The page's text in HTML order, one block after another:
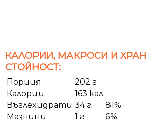
КАЛОРИИ, МАКРОСИ И
СТОЙНОСТ:
Порция
202 г
Калории
163 кал
Въглехидрати 34 г
81%
Мазнини
1 г
6%